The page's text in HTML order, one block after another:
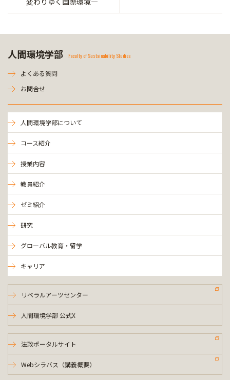
人間環境学部 Faculty of Sustainability Studies
よくある質問
お問合せ
人間環境学部について
コース紹介
授業内容
教員紹介
ゼミ紹介
研究
グローバル教育・留学
キャリア
リベラルアーツセンター
人間環境学部 公式X
法政ポータルサイト
Webシラバス（講義概要）